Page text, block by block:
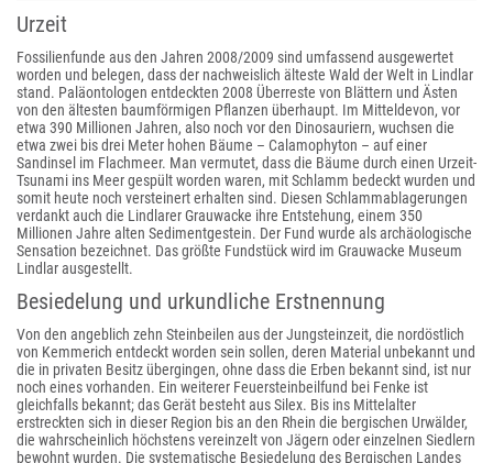
Urzeit
Fossilienfunde aus den Jahren 2008/2009 sind umfassend ausgewertet
worden und belegen, dass der nachweislich älteste Wald der Welt in Lindlar
stand. Paläontologen entdeckten 2008 Überreste von Blättern und Ästen
von den ältesten baumförmigen Pflanzen überhaupt. Im Mitteldevon, vor
etwa 390 Millionen Jahren, also noch vor den Dinosauriern, wuchsen die
etwa zwei bis drei Meter hohen Bäume – Calamophyton – auf einer
Sandinsel im Flachmeer. Man vermutet, dass die Bäume durch einen Urzeit-
Tsunami ins Meer gespült worden waren, mit Schlamm bedeckt wurden und
somit heute noch versteinert erhalten sind. Diesen Schlammablagerungen
verdankt auch die Lindlarer Grauwacke ihre Entstehung, einem 350
Millionen Jahre alten Sedimentgestein. Der Fund wurde als archäologische
Sensation bezeichnet. Das größte Fundstück wird im Grauwacke Museum
Lindlar ausgestellt.
Besiedelung und urkundliche Erstnennung
Von den angeblich zehn Steinbeilen aus der Jungsteinzeit, die nordöstlich
von Kemmerich entdeckt worden sein sollen, deren Material unbekannt und
die in privaten Besitz übergingen, ohne dass die Erben bekannt sind, ist nur
noch eines vorhanden. Ein weiterer Feuersteinbeilfund bei Fenke ist
gleichfalls bekannt; das Gerät besteht aus Silex. Bis ins Mittelalter
erstreckten sich in dieser Region bis an den Rhein die bergischen Urwälder,
die wahrscheinlich höchstens vereinzelt von Jägern oder einzelnen Siedlern
bewohnt wurden. Die systematische Besiedelung des Bergischen Landes